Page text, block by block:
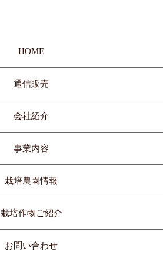
HOME
通信販売
会社紹介
事業内容
栽培農園情報
栽培作物ご紹介
お問い合わせ